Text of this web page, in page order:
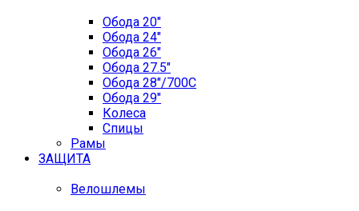
Обода 20"
Обода 24"
Обода 26"
Обода 27.5"
Обода 28"/700C
Обода 29"
Колеса
Спицы
Рамы
ЗАЩИТА
Велошлемы